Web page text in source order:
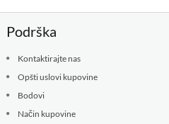
Podrška
Kontaktirajte nas
Opšti uslovi kupovine
Bodovi
Način kupovine